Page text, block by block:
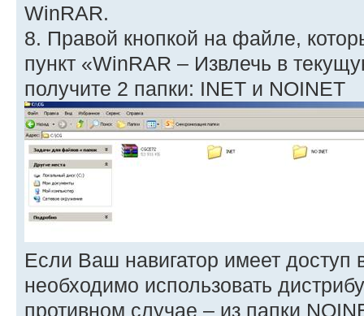
WinRAR.
8. Правой кнопкой на файле,
пункт «WinRAR – Извлечь в
получите 2 папки: INET и NOINET
Если Ваш навигатор имеет доступ
необходимо использовать
противном случае – из папки